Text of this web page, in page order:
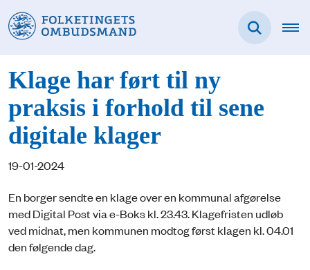
Klage har ført til ny
praksis i forhold til sene
digitale klager
19-01-2024
En borger sendte en klage over en kommunal afgørelse
med Digital Post via e-Boks kl. 23.43. Klagefristen udløb
ved midnat, men kommunen modtog først klagen kl. 04.01
den følgende dag.